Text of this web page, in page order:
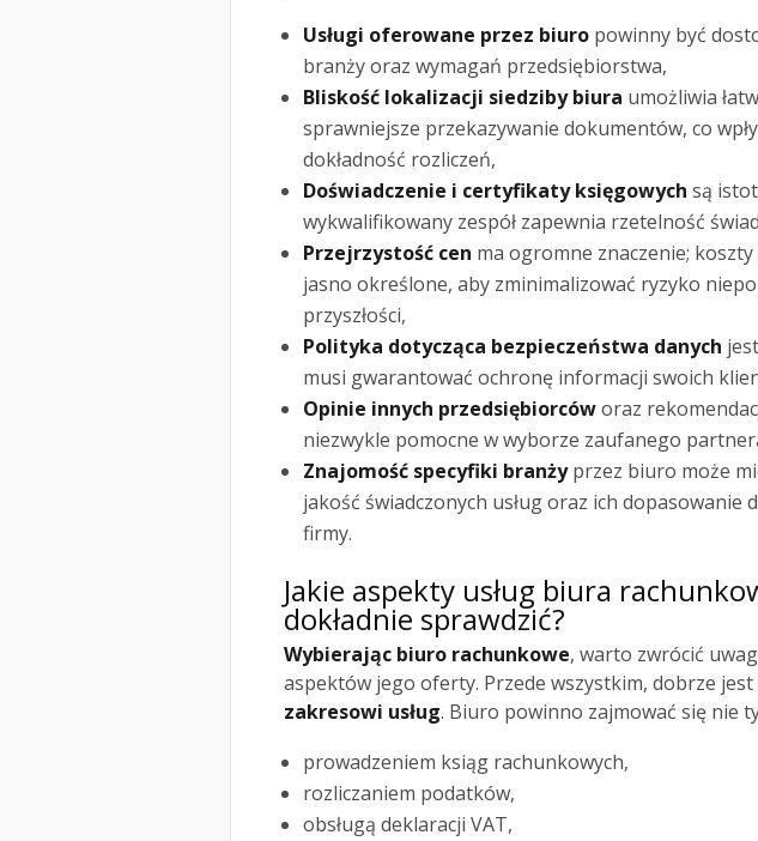
Usługi oferowane przez biuro powinny być
branży oraz wymagań przedsiębiorstwa,
Bliskość lokalizacji siedziby biura umożliwia
sprawniejsze przekazywanie dokumentów, co
dokładność rozliczeń,
Doświadczenie i certyfikaty księgowych są
wykwalifikowany zespół zapewnia rzetelność
Przejrzystość cen ma ogromne znaczenie;
jasno określone, aby zminimalizować ryzyko
przyszłości,
Polityka dotycząca bezpieczeństwa danych
musi gwarantować ochronę informacji swoich
Opinie innych przedsiębiorcóworaz
niezwykle pomocne w wyborze zaufanego
Znajomość specyfiki branżyprzez biuro może
jakość świadczonych usług oraz ich dopasowanie
firmy.
Jakie aspekty usług biura
dokładnie sprawdzić?
Wybierając biuro rachunkowe, warto zwrócić
aspektów jego oferty. Przede wszystkim, dobrze
zakresowi usług. Biuro powinno zajmować się nie
prowadzeniem ksiąg rachunkowych,
rozliczaniem podatków,
obsługą deklaracji VAT,